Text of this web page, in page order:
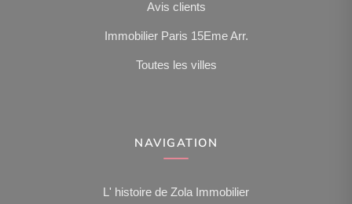
Avis clients
Immobilier Paris 15Eme Arr.
Toutes les villes
NAVIGATION
L' histoire de Zola Immobilier